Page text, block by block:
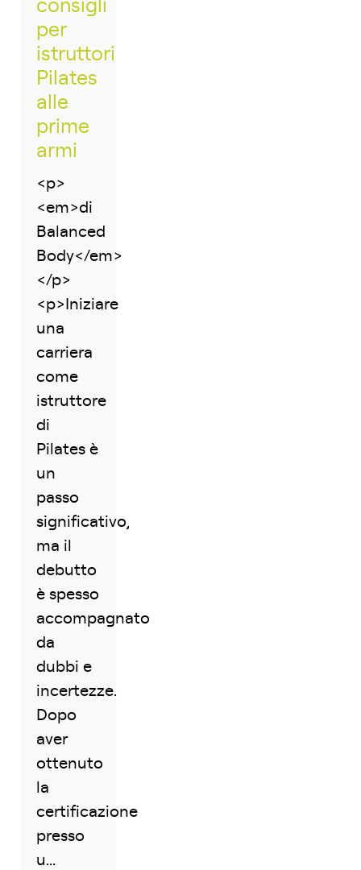
consigli
per
istruttori
Pilates
alle
prime
armi
<p>
<em>di
Balanced
Body</em>
</p>
<p>Iniziare
una
carriera
come
istruttore
di
Pilates è
un
passo
significativo,
ma il
debutto
è spesso
accompagnato
da
dubbi e
incertezze.
Dopo
aver
ottenuto
la
certificazione
presso
u...